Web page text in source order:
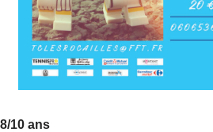
10 ans